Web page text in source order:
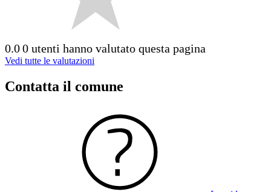
0.00 utenti hanno valutato questa pagina
Vedi tutte le valutazioni
Contatta il comune